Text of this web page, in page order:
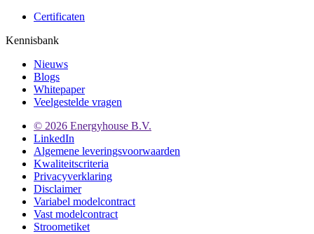
Certificaten
Kennisbank
Nieuws
Blogs
Whitepaper
Veelgestelde vragen
© 2026 Energyhouse B.V.
LinkedIn
Algemene leveringsvoorwaarden
Kwaliteitscriteria
Privacyverklaring
Disclaimer
Variabel modelcontract
Vast modelcontract
Stroometiket